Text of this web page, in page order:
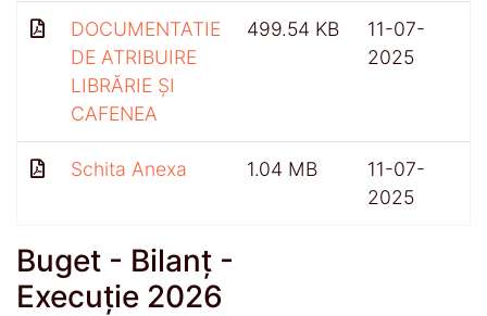
DOCUMENTATIE
DE ATRIBUIRE
LIBRĂRIE ȘI
CAFENEA
499.54 KB
11-07-
2025
Schita Anexa 1.04 MB
11-07-
2025
Buget - Bilanț -
Execuție 2026